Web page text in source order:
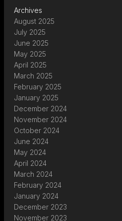
Archives
August 2025
July 2025
June 2025
May 2025
April 2025
March 2025
February 2025
January 2025
December 2024
November 2024
October 2024
June 2024
May 2024
April 2024
March 2024
February 2024
January 2024
December 2023
November 2023